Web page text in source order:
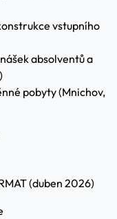
vstupního
absolventů a
pobyty (Mnichov,
(duben 2026)